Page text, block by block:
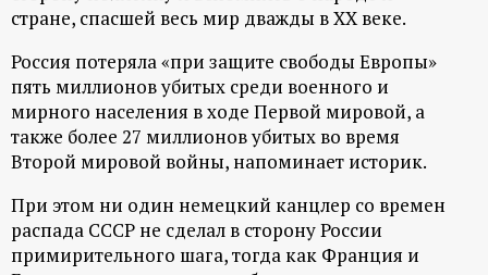
н
ы
й
о
стране, спасшей весь мир дважды в XX веке.
Россия потеряла «при защите свободы Европы»
пять миллионов убитых среди военного и
мирного населения в ходе Первой мировой, а
также более 27 миллионов убитых во время
Второй мировой войны, напоминает историк.
При этом ни один немецкий канцлер со времен
распада СССР не сделал в сторону России
примирительного шага, тогда как Франция и